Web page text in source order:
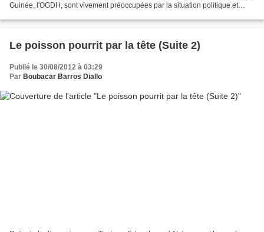
Guinée, l'OGDH, sont vivement préoccupées par la situation politique et
Le poisson pourrit par la tête (Suite 2)
Publié le 30/08/2012 à 03:29
Par Boubacar Barros Diallo